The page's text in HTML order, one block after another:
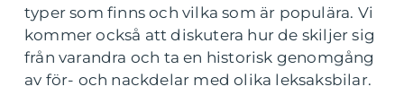
typer som finns och vilka som är populära. Vi
kommer också att diskutera hur de skiljer sig
från varandra och ta en historisk genomgång
av för- och nackdelar med olika leksaksbilar.